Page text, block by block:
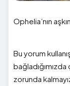
Ophelia’nın
Bu yorum
zorunda